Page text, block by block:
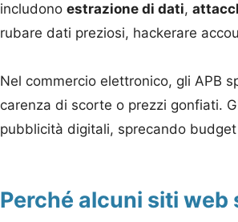
includono estrazione di dati,
rubare dati preziosi, hackerare
Nel commercio elettronico, gli APB
carenza di scorte o prezzi gonfiati.
pubblicità digitali, sprecando
Perché alcuni siti web